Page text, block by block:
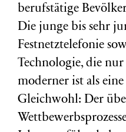
berufstätige
Die junge bis sehr
Festnetztelefonie
Technologie, die
moderner ist als
Gleichwohl: Der